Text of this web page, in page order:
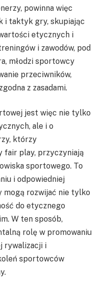
powinna więc
i taktyk gry, skupiając
etycznych i
i zawodów, pod
młodzi sportowcy
przeciwników,
z zasadami.
jest więc nie tylko
ale i o
którzy
fair play, przyczyniają
sportowego. To
i odpowiedniej
rozwijać nie tylko
do etycznego
W ten sposób,
rolę w promowaniu
rywalizacji i
sportowców